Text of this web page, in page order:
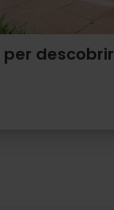
per descobrir